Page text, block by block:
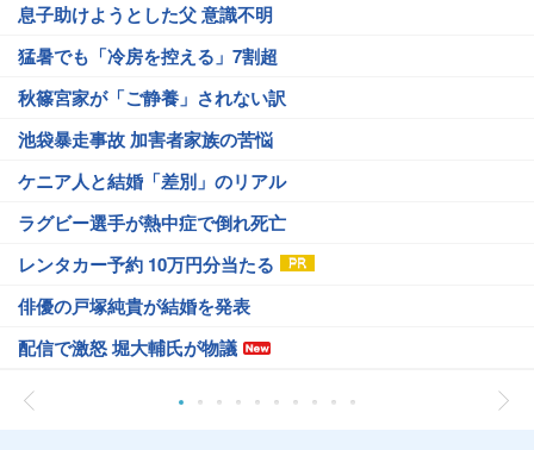
息子助けようとした父 意識不明
猛暑でも「冷房を控える」7割超
秋篠宮家が「ご静養」されない訳
池袋暴走事故 加害者家族の苦悩
ケニア人と結婚「差別」のリアル
ラグビー選手が熱中症で倒れ死亡
レンタカー予約 10万円分当たる
俳優の戸塚純貴が結婚を発表
配信で激怒 堀大輔氏が物議